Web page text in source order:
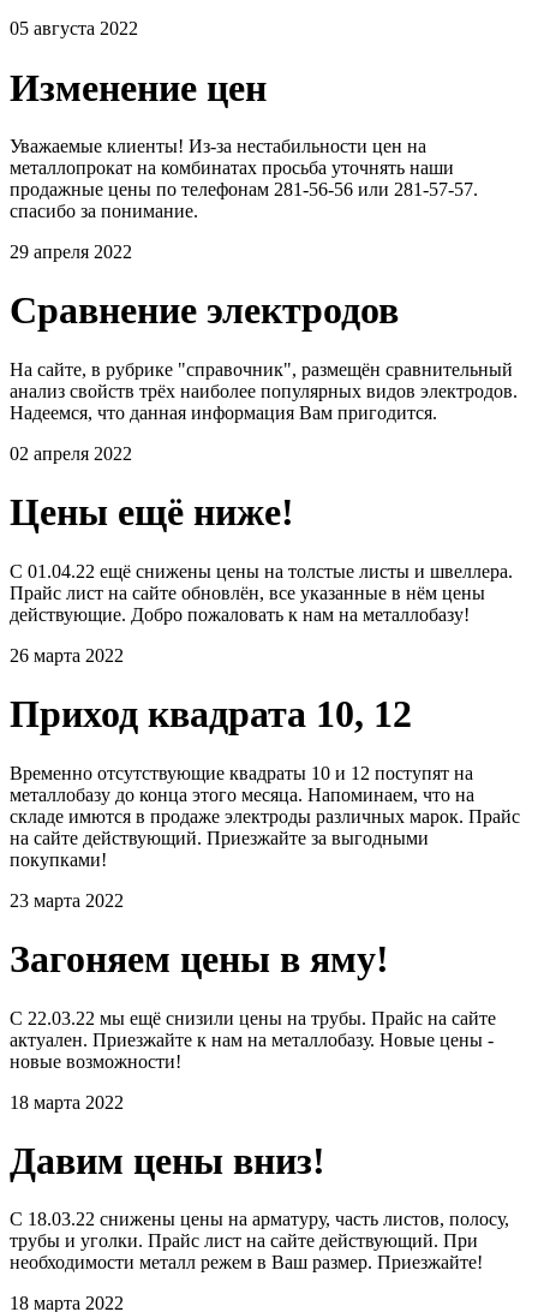
05 августа 2022
Изменение цен
Уважаемые клиенты! Из-за нестабильности цен на
металлопрокат на комбинатах просьба уточнять наши
продажные цены по телефонам 281-56-56 или 281-57-57.
спасибо за понимание.
29 апреля 2022
Сравнение электродов
На сайте, в рубрике "справочник", размещён сравнительный
анализ свойств трёх наиболее популярных видов электродов.
Надеемся, что данная информация Вам пригодится.
02 апреля 2022
Цены ещё ниже!
С 01.04.22 ещё снижены цены на толстые листы и швеллера.
Прайс лист на сайте обновлён, все указанные в нём цены
действующие. Добро пожаловать к нам на металлобазу!
26 марта 2022
Приход квадрата 10, 12
Временно отсутствующие квадраты 10 и 12 поступят на
металлобазу до конца этого месяца. Напоминаем, что на
складе имются в продаже электроды различных марок. Прайс
на сайте действующий. Приезжайте за выгодными
покупками!
23 марта 2022
Загоняем цены в яму!
С 22.03.22 мы ещё снизили цены на трубы. Прайс на сайте
актуален. Приезжайте к нам на металлобазу. Новые цены -
новые возможности!
18 марта 2022
Давим цены вниз!
С 18.03.22 снижены цены на арматуру, часть листов, полосу,
трубы и уголки. Прайс лист на сайте действующий. При
необходимости металл режем в Ваш размер. Приезжайте!
18 марта 2022